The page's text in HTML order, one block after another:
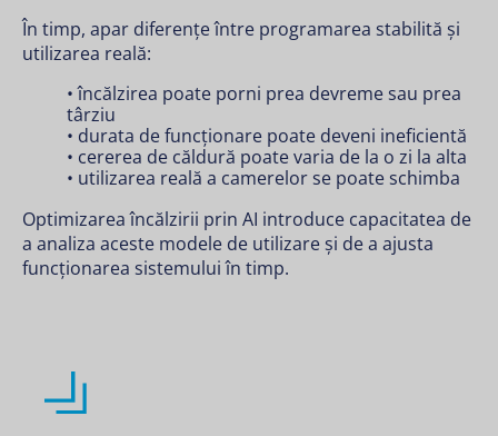
În timp, apar diferențe între programarea stabilită și
utilizarea reală:
• încălzirea poate porni prea devreme sau prea
târziu
• durata de funcționare poate deveni ineficientă
• cererea de căldură poate varia de la o zi la alta
• utilizarea reală a camerelor se poate schimba
Optimizarea încălzirii prin AI introduce capacitatea de
a analiza aceste modele de utilizare și de a ajusta
funcționarea sistemului în timp.